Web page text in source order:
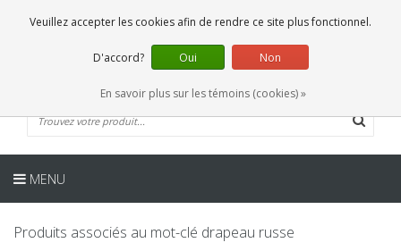
0 Articles
FR
MENU
Produits associés au mot-clé drapeau russe
Veuillez accepter les cookies afin de rendre ce site plus fonctionnel.
D'accord? Oui Non
En savoir plus sur les témoins (cookies) »